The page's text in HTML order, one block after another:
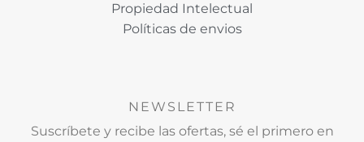
Propiedad Intelectual
Políticas de envios
NEWSLETTER
Suscríbete y recibe las ofertas, sé el primero en